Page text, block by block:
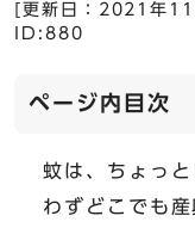
[更新日： 2021年11
ID:880
ページ内目次
蚊は、ちょっ
わずどこでも